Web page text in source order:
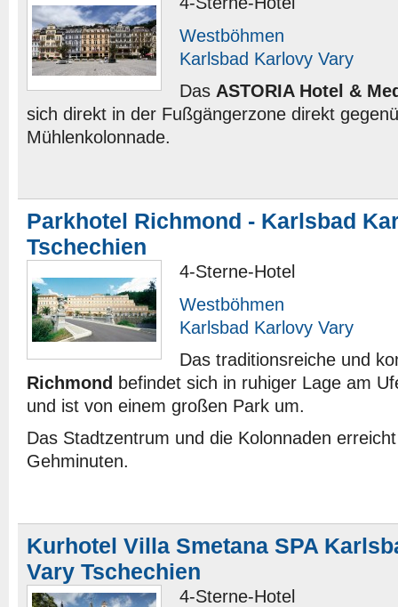
Westböhmen
Karlsbad Karlovy Vary
Das ASTORIA Hotel &
sich direkt in der Fußgängerzone direkt
Mühlenkolonnade.
Parkhotel Richmond - Karlsbad
Tschechien
4-Sterne-Hotel
Westböhmen
Karlsbad Karlovy Vary
Das traditionsreiche und
Richmond befindet sich in ruhiger Lage am
und ist von einem großen Park um.
Das Stadtzentrum und die Kolonnaden
Gehminuten.
Kurhotel Villa Smetana SPA
Vary Tschechien
4-Sterne-Hotel